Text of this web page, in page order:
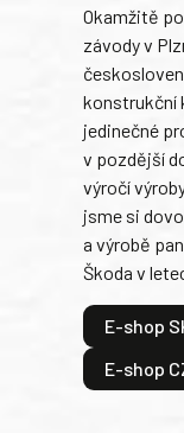
Okamžitě
závody v
konstrukční
jedinečné
v pozdější
výročí
jsme si
a výrobě
Škoda v
E-shop
E-shop